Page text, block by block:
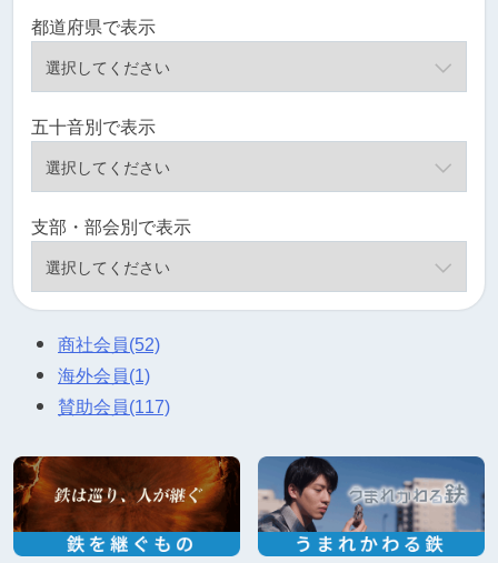
都道府県で表示
五十音別で表示
支部・部会別で表示
商社会員(52)
海外会員(1)
賛助会員(117)